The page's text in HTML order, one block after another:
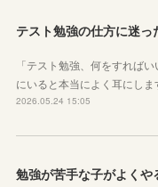
テスト勉強の仕方に迷っ
「テスト勉強、何をすれば
にいると本当によく耳にし
2026.05.24 15:05